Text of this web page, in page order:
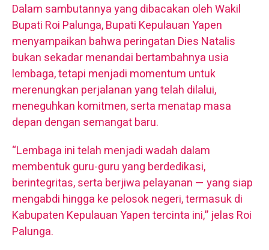
Dalam sambutannya yang dibacakan oleh Wakil
Bupati Roi Palunga, Bupati Kepulauan Yapen
menyampaikan bahwa peringatan Dies Natalis
bukan sekadar menandai bertambahnya usia
lembaga, tetapi menjadi momentum untuk
merenungkan perjalanan yang telah dilalui,
meneguhkan komitmen, serta menatap masa
depan dengan semangat baru.
“Lembaga ini telah menjadi wadah dalam
membentuk guru-guru yang berdedikasi,
berintegritas, serta berjiwa pelayanan — yang siap
mengabdi hingga ke pelosok negeri, termasuk di
Kabupaten Kepulauan Yapen tercinta ini,” jelas Roi
Palunga.